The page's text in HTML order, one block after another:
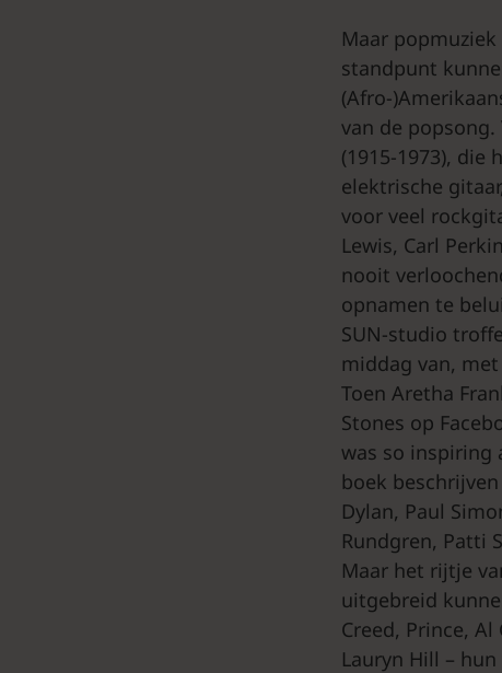
Maar
standpunt
(Afro-
van de
(1915-1973),
elektrische
voor veel
Lewis, Carl
nooit
opnamen te
SUN-studio
middag van,
Toen Aretha
Stones op
was so inspiring
boek
Dylan, Paul
Rundgren, Patti
Maar het rijtje
uitgebreid
Creed, Prince,
Lauryn Hill –